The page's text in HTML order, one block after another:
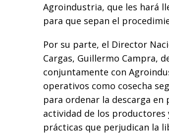
Agroindustria, que les hará
para que sepan el
Por su parte, el Director
Cargas, Guillermo Campra,
conjuntamente con
operativos como cosecha
para ordenar la descarga
actividad de los
prácticas que perjudican la